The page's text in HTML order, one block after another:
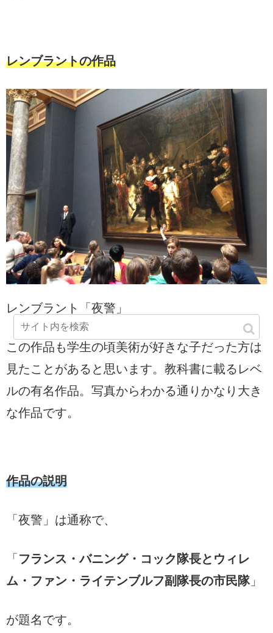
レンブラントの作品
レンブラント「夜警」
この作品も学生の頃美術が好きな子だった方は
見たことがあると思います。教科書に載るレベ
ルの有名作品。写真からわかる通りかなり大き
な作品です。
作品の説明
「夜警」は通称で、
「フランス・バニング・コック隊長とウィレ
ム・ファン・ライテンブルフ副隊長の市民隊」
が題名です。